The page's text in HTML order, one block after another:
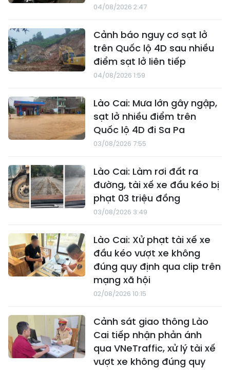
04/08/2026 2:47
Cảnh báo nguy cơ sạt lở
trên Quốc lộ 4D sau nhiều
điểm sạt lở liên tiếp
04/08/2026 1:59
Lào Cai: Mưa lớn gây ngập,
sạt lở nhiều điểm trên
Quốc lộ 4D đi Sa Pa
03/08/2026 7:55
Lào Cai: Làm rơi đất ra
đường, tài xế xe đầu kéo bị
phạt 03 triệu đồng
03/08/2026 3:49
Lào Cai: Xử phạt tài xế xe
đầu kéo vượt xe không
đúng quy định qua clip trên
mạng xã hội
02/08/2026 10:15
Cảnh sát giao thông Lào
Cai tiếp nhận phản ánh
qua VNeTraffic, xử lý tài xế
vượt xe không đúng quy